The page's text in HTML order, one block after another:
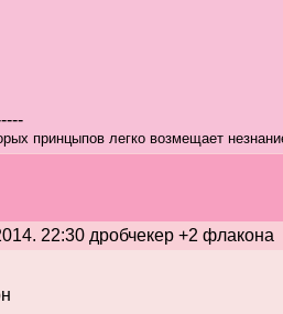
принцыпов легко возмещает
22:30 дробчекер +2 флакона